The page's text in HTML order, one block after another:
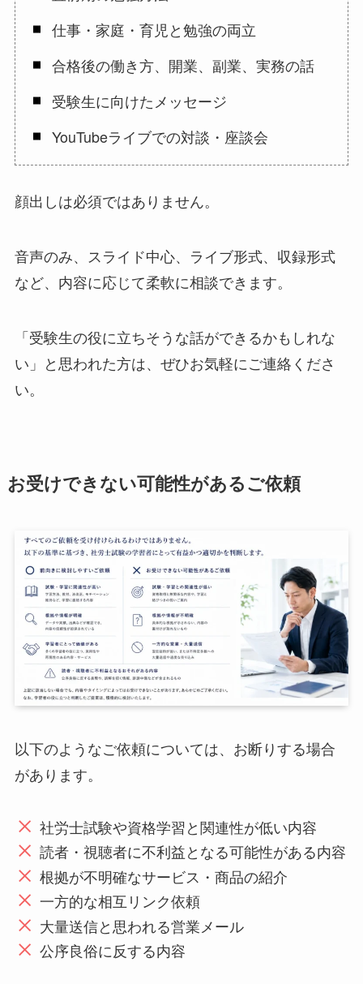
仕事・家庭・育児と勉強の両立
合格後の働き方、開業、副業、実務の話
受験生に向けたメッセージ
YouTubeライブでの対談・座談会
顔出しは必須ではありません。
音声のみ、スライド中心、ライブ形式、収録形式
など、内容に応じて柔軟に相談できます。
「受験生の役に立ちそうな話ができるかもしれな
い」と思われた方は、ぜひお気軽にご連絡くださ
い。
お受けできない可能性があるご依頼
以下のようなご依頼については、お断りする場合
があります。
社労士試験や資格学習と関連性が低い内容
読者・視聴者に不利益となる可能性がある内容
根拠が不明確なサービス・商品の紹介
一方的な相互リンク依頼
大量送信と思われる営業メール
公序良俗に反する内容